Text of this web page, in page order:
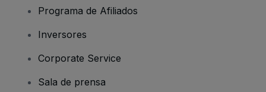
Programa de Afiliados
Inversores
Corporate Service
Sala de prensa